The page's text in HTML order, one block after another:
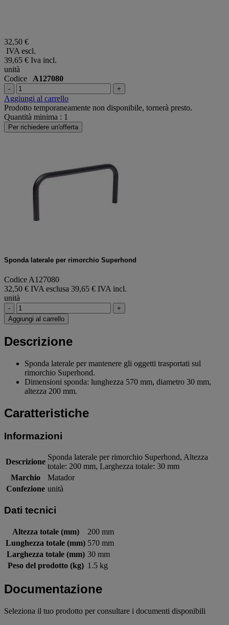
32,50 €
IVA escl.
39,65 € Iva incl.
unità
Codice A127080
- +
Aggiungi al carrello
Prodotto temporaneamente non disponibile, tornerà presto.
Quantità minima : 1
Per richiedere un'offerta
Sponda laterale per rimorchio Superhond
Codice A127080
32,50 € IVA esclusa 39,65 € IVA incl.
unità
-
+
Aggiungi al carrello
Descrizione
Sponda laterale per mantenere gli oggetti trasportati sul
rimorchio Superhond.
Dimensioni sponda: lunghezza 570 mm, diametro 30 mm,
altezza 200 mm.
Caratteristiche
Informazioni
Descrizione
Sponda laterale per rimorchio Superhond, Altezza
totale: 200 mm, Larghezza totale: 30 mm
Marchio
Matador
Confezione unità
Dati tecnici
Altezza totale (mm)
200 mm
Lunghezza totale (mm) 570 mm
Larghezza totale (mm) 30 mm
Peso del prodotto (kg) 1.5 kg
Documentazione
Seleziona il tuo prodotto per consultare i documenti disponibili